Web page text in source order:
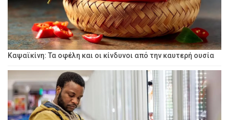
Καψαϊκίνη: Τα οφέλη και οι κίνδυνοι από την καυτερή ουσία